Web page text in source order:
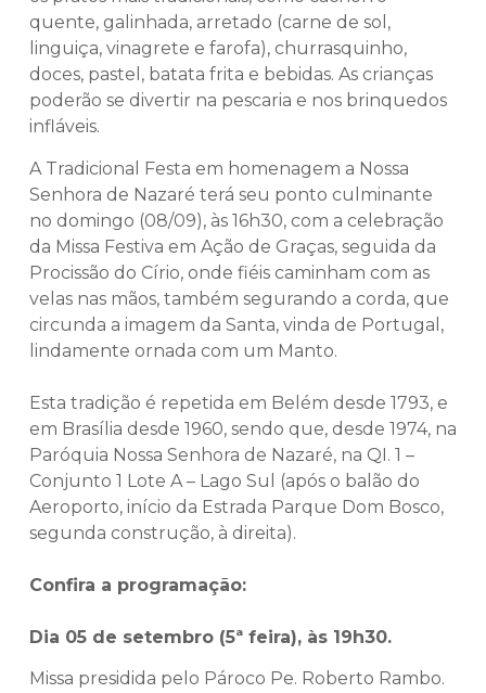
quente, galinhada, arretado (carne de sol,
linguiça, vinagrete e farofa), churrasquinho,
doces, pastel, batata frita e bebidas. As crianças
poderão se divertir na pescaria e nos brinquedos
infláveis.
A Tradicional Festa em homenagem a Nossa
Senhora de Nazaré terá seu ponto culminante
no domingo (08/09), às 16h30, com a celebração
da Missa Festiva em Ação de Graças, seguida da
Procissão do Círio, onde fiéis caminham com as
velas nas mãos, também segurando a corda, que
circunda a imagem da Santa, vinda de Portugal,
lindamente ornada com um Manto.
Esta tradição é repetida em Belém desde 1793, e
em Brasília desde 1960, sendo que, desde 1974, na
Paróquia Nossa Senhora de Nazaré, na QI. 1 –
Conjunto 1 Lote A – Lago Sul (após o balão do
Aeroporto, início da Estrada Parque Dom Bosco,
segunda construção, à direita).
Confira a programação:
Dia 05 de setembro (5ª feira), às 19h30.
Missa presidida pelo Pároco Pe. Roberto Rambo.